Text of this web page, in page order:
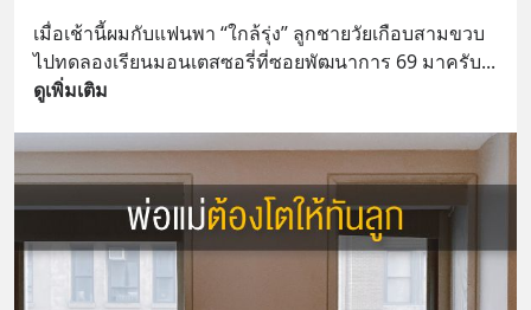
เมื่อเช้านี้ผมกับแฟนพา “ใกล้รุ่ง” ลูกชายวัยเกือบสามขวบ
ไปทดลองเรียนมอนเตสซอรี่ที่ซอยพัฒนาการ 69 มาครับ
ดูเพิ่มเติม